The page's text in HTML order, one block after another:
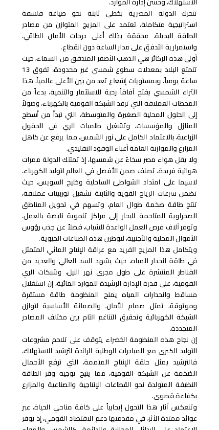
تتحرك الدولة المصرية بخطى ثابتة نحو صياغة فلسفة
استراتيجية متكاملة، تعتمد على المزيج المتوازن من مصادر
الطاقة البديلة، محققة بذلك أعلى درجات الأمان الطاقي،
واستمرارية التدفق على مدار الساعة دون انقطاع.
أولى هذه الركائز هي الذهب الأصفر المتدفق من السماء، حيث
تتمتع البلاد بمعدلات سطوع شمسي غير محدودة، تفوق 13
ساعة يومياً، وبمستويات إشعاع تعد من بين الأعلى عالمياً، هذا
الثراء الشمسي يفتح آفاقاً رحبة للاستثمار والتنمية، بدءاً من
المحطات العملاقة التي ترفد الشبكة القومية بالكهرباء، وصولاً
إلى الحلول المحلية الصغيرة والمتوسطة، التي تبدأ من أسطح
المنازل والمؤسسات، وتشغيل طلمبات الري في الحقول
الزراعية، بالاعتماد الكامل على نور الشمس، مما يرفع عن كاهل
المزارع والموازنة العامة أعباء الوقود التقليدي.
ولا يقل هواء مصر سخاءً عن شمسها، إذ تمتلك الدولة ممرات
هوائية فريدة، تصنف ضمن الأفضل في العالم لتوليد الكهرباء،
لاسيما على امتداد الشواطئ الساحلية وخليج السويس، حيث
تضمن سرعات الرياح القوية والثابتة تشغيل توربينات عملاقة،
تنتج طاقة ضخمة طوال العام، وتسهم في تحويل المناطق
الصحراوية المتاخمة للبحار إلى مراكز تنموية نابضة بالعمل،
وتوفر آلاف فرص العمل الواعدة للشباب، فضلاً عن جذب رؤوس
الأموال المحلية والأجنبية، لتوطين هذه الصناعات الحيوية.
ويتكامل هذا المزيج الفريد مع عراقة الإنتاج المائي المتمثل
في طاقة انحدار المياه، حيث يشهد السد العالي والعديد من
القناطر المنتشرة على طول مجرى نهر النيل، وشبكات الري
القومية، على قدرة الإدارة الرشيدة للموارد المائية، إن استغلال
مساقط وانحدارات المياه يمنح المنظومة طاقة مستقرة
وموثوقة، تمثل صمام الأمان، والضمانة الأساسية لتوازن
الشبكة الكهربائية وتحقيق التناغم التام بين مختلف المصادر
المتجددة.
إن نجاح هذه المنظومة الخضراء يتوقف على تلاحم مشروعات
التوليد الكبرى مع المبادرات الوطنية الرائدة لترشيد الاستهلاك،
فالترشيد يمثل حلقة الإنتاج المتممة، التي ترفع الأحمال
الضخمة عن الشبكة القومية، مما يتيح توجيه وفر الطاقة
النظيفة المتولدة نحو القطاعات الإنتاجية والصناعية والمزارع
بكفاءة قصوى.
وتنعكس آثار هذا التحول إيجابياً على كافة مناحي الحياة، عبر
عوائد ممتدة الأثر، في مقدمتها دعم الاقتصاد القومي، إذ يوفر